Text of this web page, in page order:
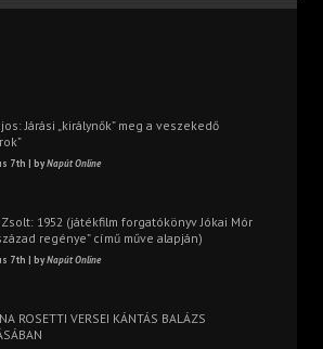
Járási „királynők” meg a veszekedő
7th | byNapút Online
1952 (játékfilm forgatókönyv Jókai Mór
regénye” című műve alapján)
7th | byNapút Online
ROSETTI VERSEI KÁNTÁS BALÁZS